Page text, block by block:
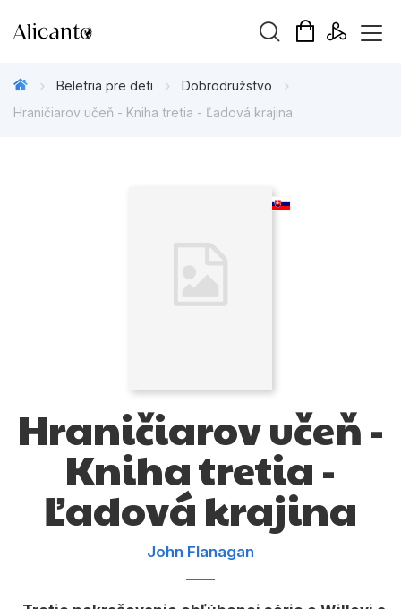
Darčekové publikácie
Doplnkový sortiment
Počítače
Poézia
Populárno - náučné pre deti
Beletria pre deti
Dobrodružstvo
Hraničiarov učeň - Kniha tretia - Ľadová krajina
Hraničiarov učeň -
Kniha tretia -
Ľadová krajina
John Flanagan